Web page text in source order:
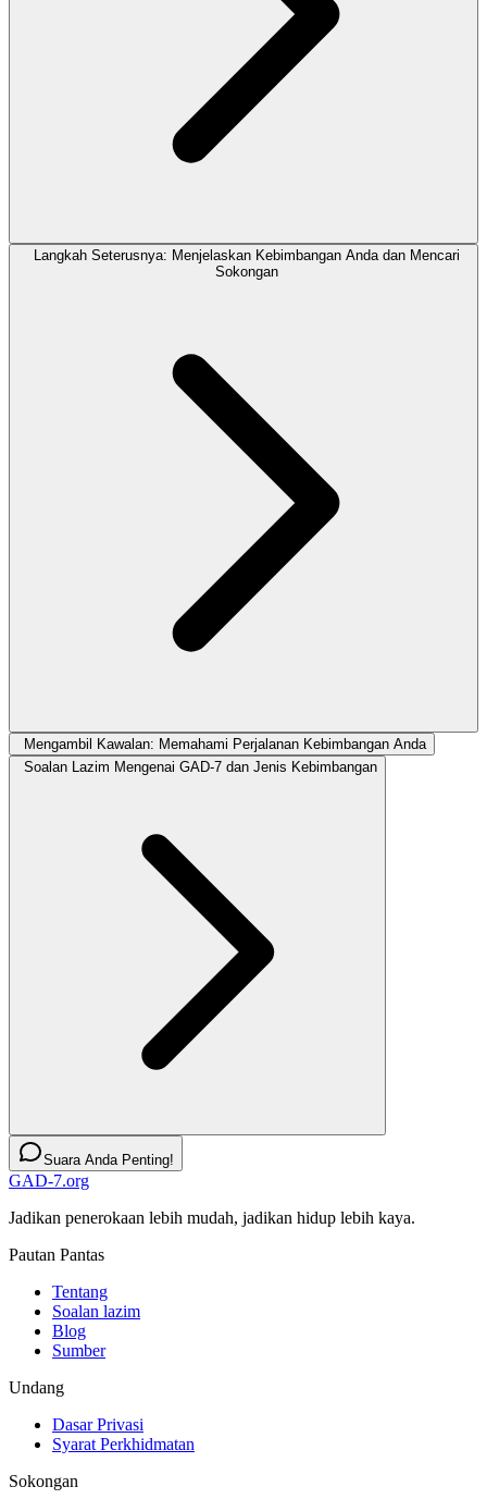
Langkah Seterusnya: Menjelaskan Kebimbangan Anda dan Mencari
Sokongan
Mengambil Kawalan: Memahami Perjalanan Kebimbangan Anda
Soalan Lazim Mengenai GAD-7 dan Jenis Kebimbangan
Suara Anda Penting!
GAD-7.org
Jadikan penerokaan lebih mudah, jadikan hidup lebih kaya.
Pautan Pantas
Tentang
Soalan lazim
Blog
Sumber
Undang
Dasar Privasi
Syarat Perkhidmatan
Sokongan